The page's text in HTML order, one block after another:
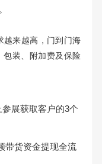
来越高，门到门海
包装、附加费及保险
展获取客户的3个
带货资金提现全流